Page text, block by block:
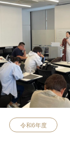
令和6年度